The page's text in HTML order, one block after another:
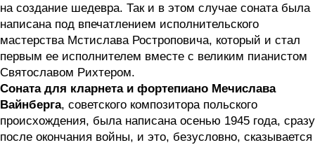
на создание шедевра. Так и в этом случае соната была
написана под впечатлением исполнительского
мастерства Мстислава Ростроповича, который и стал
первым ее исполнителем вместе с великим пианистом
Святославом Рихтером.
Соната для кларнета и фортепиано Мечислава
Вайнберга, советского композитора польского
происхождения, была написана осенью 1945 года, сразу
после окончания войны, и это, безусловно, сказывается